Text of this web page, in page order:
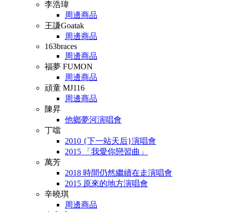
李浩瑋
周邊商品
王謙Goatak
周邊商品
163braces
周邊商品
福夢 FUMON
周邊商品
頑童 MJ116
周邊商品
陳昇
他鄉夢河演唱會
丁噹
2010 {下一站天后}演唱會
2015 「我愛你戀習曲」
萬芳
2018 時間仍然繼續在走演唱會
2015 原來的地方演唱會
辛曉琪
周邊商品